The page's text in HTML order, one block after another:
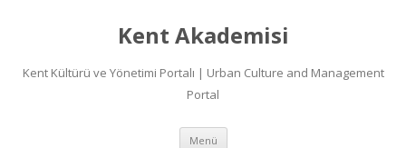
Kent Akademisi
Kent Kültürü ve Yönetimi Portalı | Urban Culture and Management
Portal
Menü İçeriğe